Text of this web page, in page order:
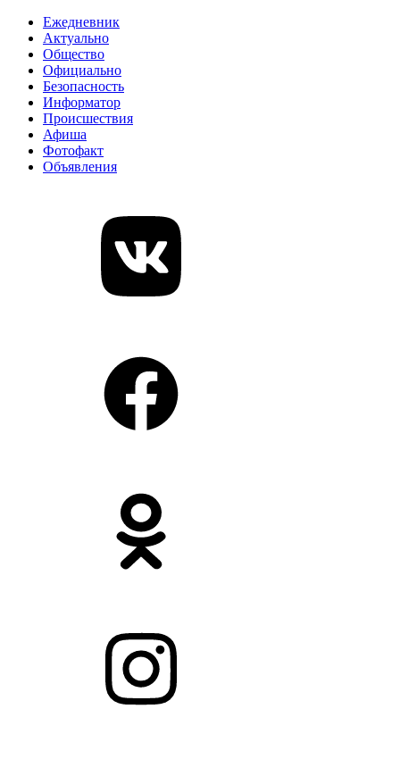
Ежедневник
Актуально
Общество
Официально
Безопасность
Информатор
Происшествия
Афиша
Фотофакт
Объявления